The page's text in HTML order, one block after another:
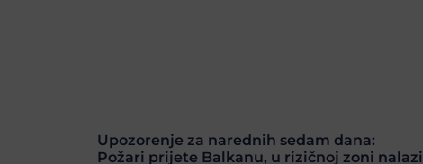
Upozorenje za narednih sedam dana:
Požari prijete Balkanu, u rizičnoj zoni nalazi